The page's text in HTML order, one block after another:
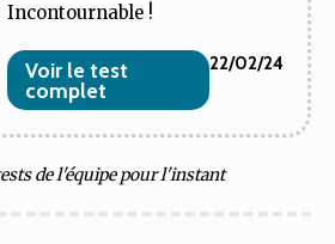
Incontournable !
Voir le test
complet
22/02/24
de l'équipe pour l'instant